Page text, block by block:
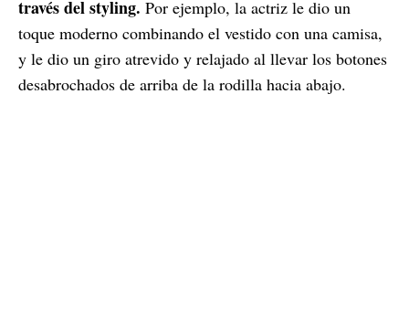
través del styling. Por ejemplo, la actriz le dio un
toque moderno combinando el vestido con una camisa,
y le dio un giro atrevido y relajado al llevar los botones
desabrochados de arriba de la rodilla hacia abajo.